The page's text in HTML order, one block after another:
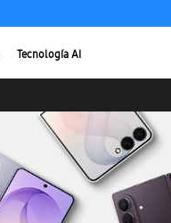
Tecnología AI